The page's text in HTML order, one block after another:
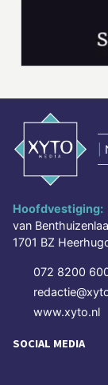
Hoofdvestiging:
van
1701 BZ
072 8200
www.xyto.nl
SOCIAL MEDIA